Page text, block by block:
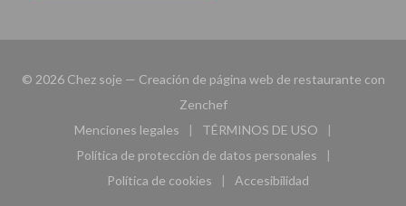
© 2026 Chez soje — Creación de página web de restaurante con
Zenchef((abre en una nueva ventana))
Menciones legales
((abre en una nueva ventana))
TÉRMINOS DE USO
((abre en una nueva
Política de protección de datos personales
((abre en una nueva ventana))
Política de cookies
((abre en una nueva ventana))
Accesibilidad